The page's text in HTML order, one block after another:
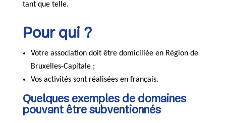
tant que telle.
Pour qui ?
Votre association doit être domiciliée en Région de
Bruxelles-Capitale ;
Vos activités sont réalisées en français.
Quelques exemples de domaines
pouvant être subventionnés